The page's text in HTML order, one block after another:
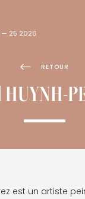
— 25 2026
RETOUR
est un artiste